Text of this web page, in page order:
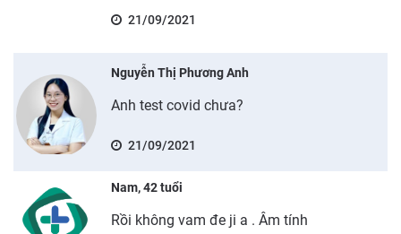
21/09/2021
Nguyễn Thị Phương Anh
Anh test covid chưa?
21/09/2021
Nam, 42 tuổi
Rồi không vam đe ji a . Âm tính